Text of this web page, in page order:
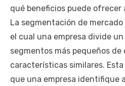
qué beneficios puede ofrecer
La segmentación de
el cual una empresa divide
segmentos más pequeños de
características similares.
que una empresa identifique